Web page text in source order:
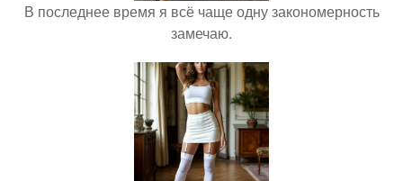
В последнее время я всё чаще одну закономерность
замечаю.